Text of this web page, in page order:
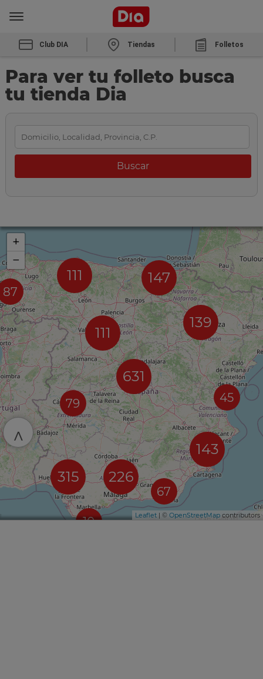
Club DIA Tiendas Folletos
Para ver tu folleto busca
tu tienda Dia
87
111 147
111
79
631
10
226
315
139
67
45
143
+
−
Leaflet | © OpenStreetMap contributors
^